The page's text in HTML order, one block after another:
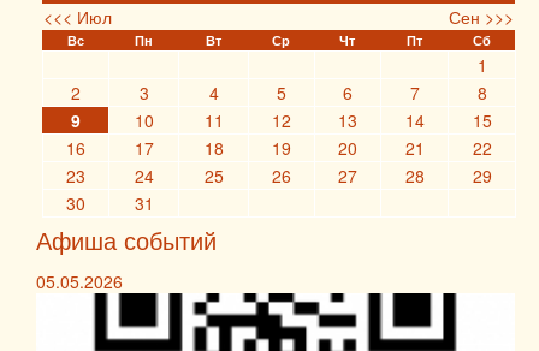
<<< Июл
Сен >>>
Вс Пн Вт Ср Чт Пт Сб
1
2
3 4 5 6 7
8
9
10 11 12 13 14
15
16
17 18 19 20 21
22
23
24 25 26 27 28
29
30
31
Афиша событий
05.05.2026